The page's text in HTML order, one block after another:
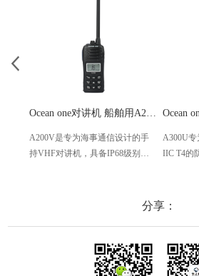
A200V是专为海事通信设计的手
持VHF对讲机，具备IP68级别的
守功能。没有信号或长时间无操
A300U
IIC T4的
使用
分享：